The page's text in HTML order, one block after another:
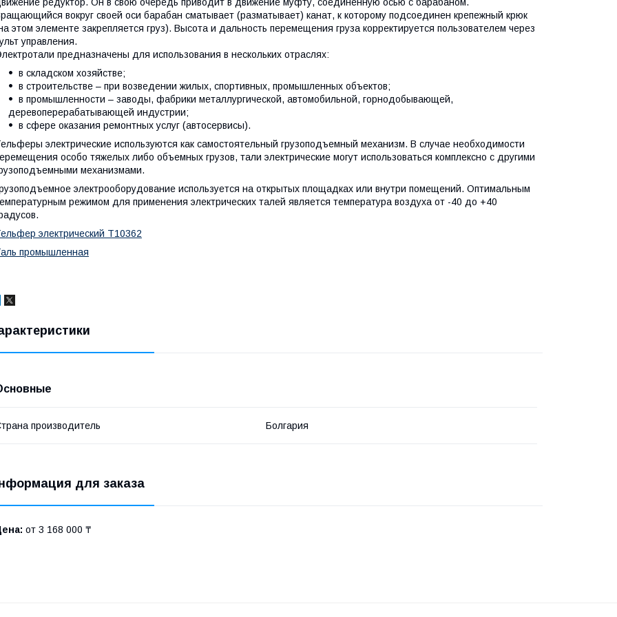
редуктор. Он в свою очередь приводит в движение муфту, соединенную осью с барабаном.
вокруг своей оси барабан сматывает (разматывает) канат, к которому подсоединен крепежный крюк
этом элементе закрепляется груз). Высота и дальность перемещения груза корректируется пользователем через
управления.
предназначены для использования в нескольких отраслях:
в складском хозяйстве;
в строительстве – при возведении жилых, спортивных, промышленных объектов;
в промышленности – заводы, фабрики металлургической, автомобильной, горнодобывающей,
деревоперерабатывающей индустрии;
в сфере оказания ремонтных услуг (автосервисы).
электрические используются как самостоятельный грузоподъемный механизм. В случае необходимости
особо тяжелых либо объемных грузов, тали электрические могут использоваться комплексно с другими
механизмами.
электрооборудование используется на открытых площадках или внутри помещений. Оптимальным
режимом для применения электрических талей является температура воздуха от -40 до +40
электрический Т10362
промышленная
производитель Болгария
для заказа
от 3 168 000 ₸